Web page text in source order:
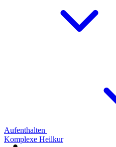
Aufenthalten
Komplexe Heilkur